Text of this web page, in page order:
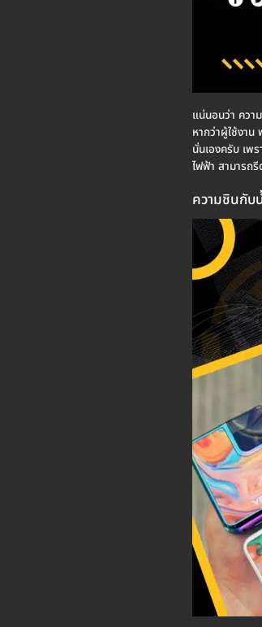
แน่นอนว่า ควา
หากว่าผู้ใช้งา
นั่นเองครับ เพ
ไฟฟ้า สามารถ
ความชินกับ